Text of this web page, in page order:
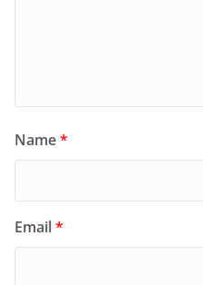
Name*
Email*